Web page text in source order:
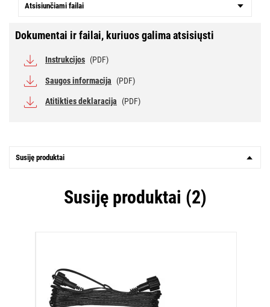
Atsisiunčiami failai
Dokumentai ir failai, kuriuos galima atsisiųsti
Instrukcijos (PDF)
Saugos informacija (PDF)
Atitikties deklaracija (PDF)
Susiję produktai
Susiję produktai (2)